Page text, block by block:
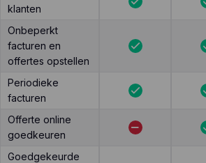
klanten
Onbeperkt
facturen en
offertes opstellen
Periodieke
facturen
Offerte online
goedkeuren
Goedgekeurde